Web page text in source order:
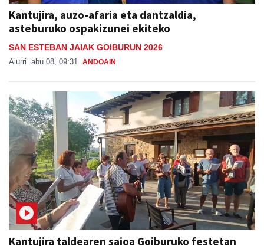
Kantujira, auzo-afaria eta dantzaldia,
asteburuko ospakizunei ekiteko
SAN ESTEBAN JAIAK GOIBURUN 2026
Aiurri abu 08, 09:31 ANDOAIN
Kantujira taldearen saioa Goiburuko festetan